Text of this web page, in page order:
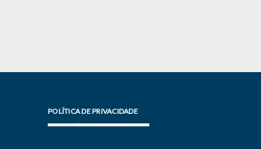
POLÍTICA DE PRIVACIDADE